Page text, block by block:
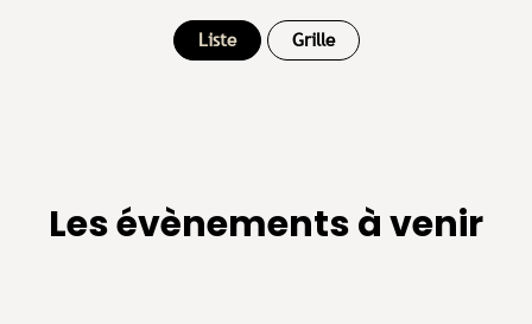
Liste Grille
Les évènements à venir